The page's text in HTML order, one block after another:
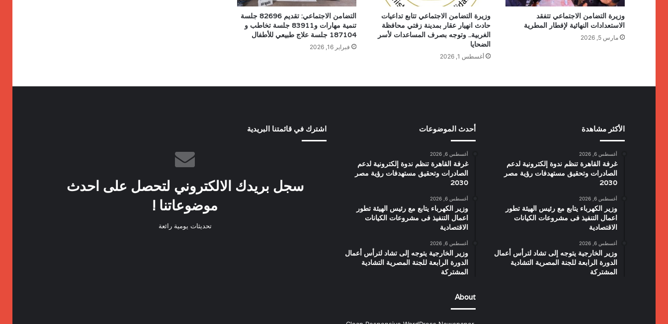
وزيرة التضامن الاجتماعي تتفقد
الاستعدادات النهائية لإفطار المطرية
مارس 5, 2026
وزيرة التضامن الاجتماعي تتابع تداعيات
حادث انهيار عقار بمدينة زفتي محافظة
الغربية.. وتوجه بصرف المساعدات لأسر
الضحايا
أغسطس 1, 2026
التضامن الاجتماعي: تقديم 82696 جلسة
تنمية مهارات و83911 جلسة تخاطب و
187104 جلسة علاج طبيعي للأطفال
فبراير 16, 2026
الأكثر مشاهدة
أغسطس 6, 2026
غرفة القاهرة تنظم ندوة إلكترونية لدعم
الصادرات وتحقيق مستهدفات رؤية مصر
2030
أغسطس 6, 2026
وزير الكهرباء يتابع مع رئيس الهيئة تطور
اعمال التنفيذ فى مشروعات الكيانات
الاقتصادية
أغسطس 6, 2026
وزير الخارجية يتوجه إلى تشاد لترأس أعمال
الدورة الرابعة للجنة المصرية التشادية
المشتركة
أحدث الموضوعات
أغسطس 6, 2026
غرفة القاهرة تنظم ندوة إلكترونية لدعم
الصادرات وتحقيق مستهدفات رؤية مصر
2030
أغسطس 6, 2026
وزير الكهرباء يتابع مع رئيس الهيئة تطور
اعمال التنفيذ فى مشروعات الكيانات
الاقتصادية
أغسطس 6, 2026
وزير الخارجية يتوجه إلى تشاد لترأس أعمال
الدورة الرابعة للجنة المصرية التشادية
المشتركة
About
اشترك في قائمتنا البريدية
سجل بريدك الالكتروني لتحصل على احدث
موضوعاتنا !
تحديثات يومية رائعة